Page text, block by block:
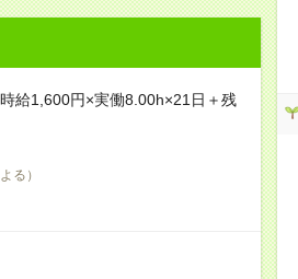
給1,600円×実働8.00h×21日＋残
る）